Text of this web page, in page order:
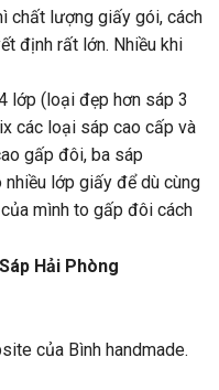
chất lượng giấy gói, cách
định rất lớn. Nhiều khi
lớp (loại đẹp hơn sáp 3
các loại sáp cao cấp và
gấp đôi, ba sáp
lớp giấy để dù cùng
mình to gấp đôi cách
Hải Phòng
của Bình handmade.